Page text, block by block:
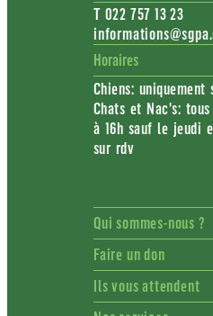
T 022 757 13 23
Horaires
Chiens: uniquement
Chats et Nac's:
à 16h sauf le jeudi
sur rdv
Qui sommes-nous ?
Faire un don
Ils vous attendent